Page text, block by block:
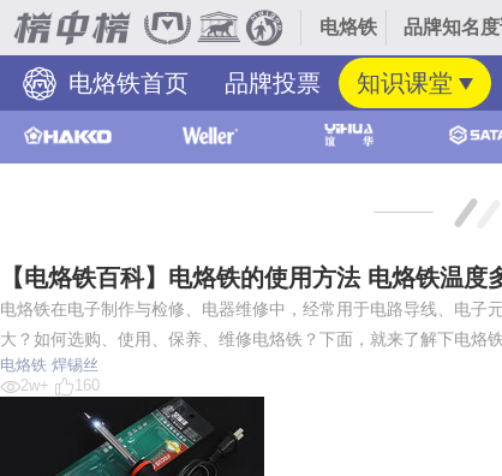
电烙铁 品牌知名
电烙铁首页 品牌投票 知识课堂
【电烙铁百科】电烙铁的使用方法 电烙铁温度
电烙铁在电子制作与检修、电器维修中，经常用于电路导线、电
大？如何选购、使用、保养、维修电烙铁？下面，就来了解下电烙铁
电烙铁 焊锡丝
2w+
160